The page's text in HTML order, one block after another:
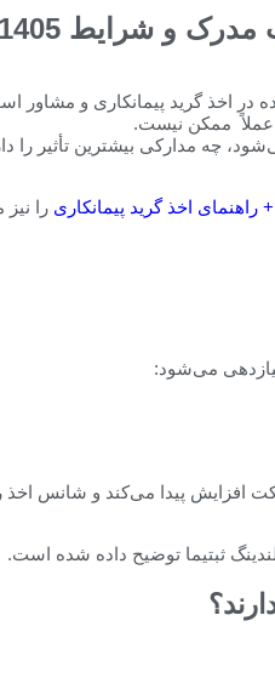
و شرایط 1405
در اخذ گرید پیمانکاری و مشاور
عملاً ممکن نیست.
چه مدارکی بیشترین تأثیر را
اخذ گرید پیمانکاری را نیز
می‌شود:
افزایش پیدا می‌کند و شانس اخذ
ثبتیما توضیح داده شده است.